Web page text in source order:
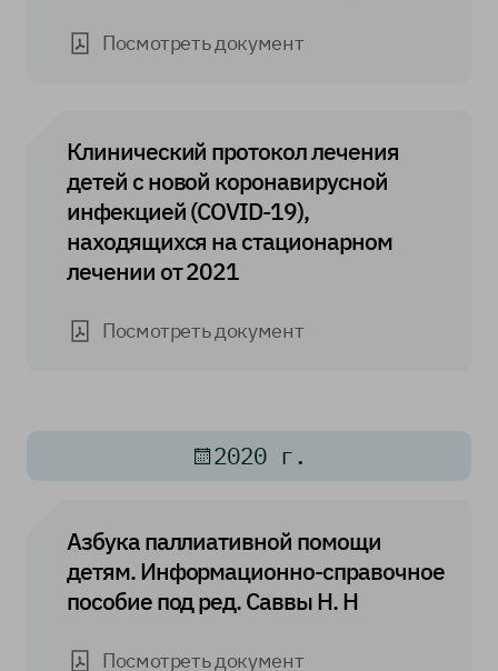
Посмотреть документ
Клинический протокол лечения
детей с новой коронавирусной
инфекцией (COVID-19),
находящихся на стационарном
лечении от 2021
Посмотреть документ
2020 г.
Азбука паллиативной помощи
детям. Информационно-справочное
пособие под ред. Саввы Н. Н
Посмотреть документ